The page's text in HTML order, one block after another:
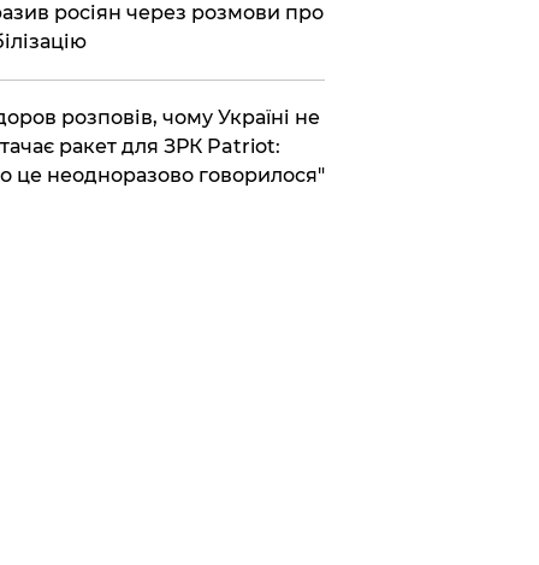
росіян через розмови про
розповів, чому Україні не
ракет для ЗРК Patriot:
це неодноразово говорилося"